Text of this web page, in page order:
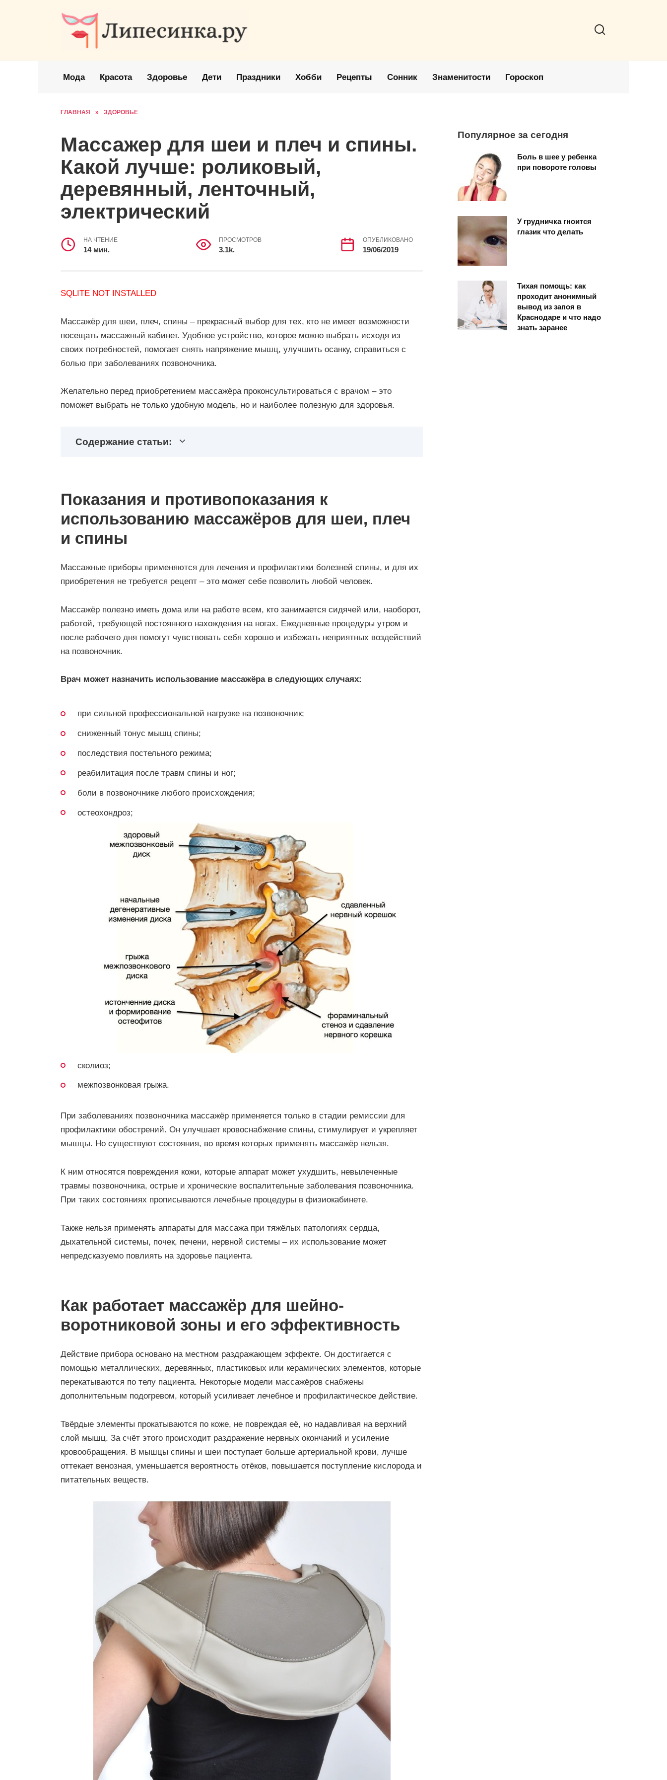
Мода Красота Здоровье Дети Праздники Хобби Рецепты Сонник Знаменитости Гороскоп
ГЛАВНАЯ » ЗДОРОВЬЕ
Массажер для шеи и плеч и спины.
Какой лучше: роликовый,
деревянный, ленточный,
электрический
НА ЧТЕНИЕ
14 мин.
ПРОСМОТРОВ
3.1k.
ОПУБЛИКОВАНО
19/06/2019
SQLITE NOT INSTALLED
Массажёр для шеи, плеч, спины – прекрасный выбор для тех, кто не имеет возможности
посещать массажный кабинет. Удобное устройство, которое можно выбрать исходя из
своих потребностей, помогает снять напряжение мышц, улучшить осанку, справиться с
болью при заболеваниях позвоночника.
Желательно перед приобретением массажёра проконсультироваться с врачом – это
поможет выбрать не только удобную модель, но и наиболее полезную для здоровья.
Содержание статьи:
Показания и противопоказания к
использованию массажёров для шеи, плеч
и спины
Массажные приборы применяются для лечения и профилактики болезней спины, и для их
приобретения не требуется рецепт – это может себе позволить любой человек.
Массажёр полезно иметь дома или на работе всем, кто занимается сидячей или, наоборот,
работой, требующей постоянного нахождения на ногах. Ежедневные процедуры утром и
после рабочего дня помогут чувствовать себя хорошо и избежать неприятных воздействий
на позвоночник.
Врач может назначить использование массажёра в следующих случаях:
при сильной профессиональной нагрузке на позвоночник;
сниженный тонус мышц спины;
последствия постельного режима;
реабилитация после травм спины и ног;
боли в позвоночнике любого происхождения;
остеохондроз;
сколиоз;
межпозвонковая грыжа.
При заболеваниях позвоночника массажёр применяется только в стадии ремиссии для
профилактики обострений. Он улучшает кровоснабжение спины, стимулирует и укрепляет
мышцы. Но существуют состояния, во время которых применять массажёр нельзя.
К ним относятся повреждения кожи, которые аппарат может ухудшить, невылеченные
травмы позвоночника, острые и хронические воспалительные заболевания позвоночника.
При таких состояниях прописываются лечебные процедуры в физиокабинете.
Также нельзя применять аппараты для массажа при тяжёлых патологиях сердца,
дыхательной системы, почек, печени, нервной системы – их использование может
непредсказуемо повлиять на здоровье пациента.
Как работает массажёр для шейно-
воротниковой зоны и его эффективность
Действие прибора основано на местном раздражающем эффекте. Он достигается с
помощью металлических, деревянных, пластиковых или керамических элементов, которые
перекатываются по телу пациента. Некоторые модели массажёров снабжены
дополнительным подогревом, который усиливает лечебное и профилактическое действие.
Твёрдые элементы прокатываются по коже, не повреждая её, но надавливая на верхний
слой мышц. За счёт этого происходит раздражение нервных окончаний и усиление
кровообращения. В мышцы спины и шеи поступает больше артериальной крови, лучше
оттекает венозная, уменьшается вероятность отёков, повышается поступление кислорода и
питательных веществ.
Популярное за сегодня
Боль в шее у ребенка
при повороте головы
У грудничка гноится
глазик что делать
Тихая помощь: как
проходит анонимный
вывод из запоя в
Краснодаре и что надо
знать заранее